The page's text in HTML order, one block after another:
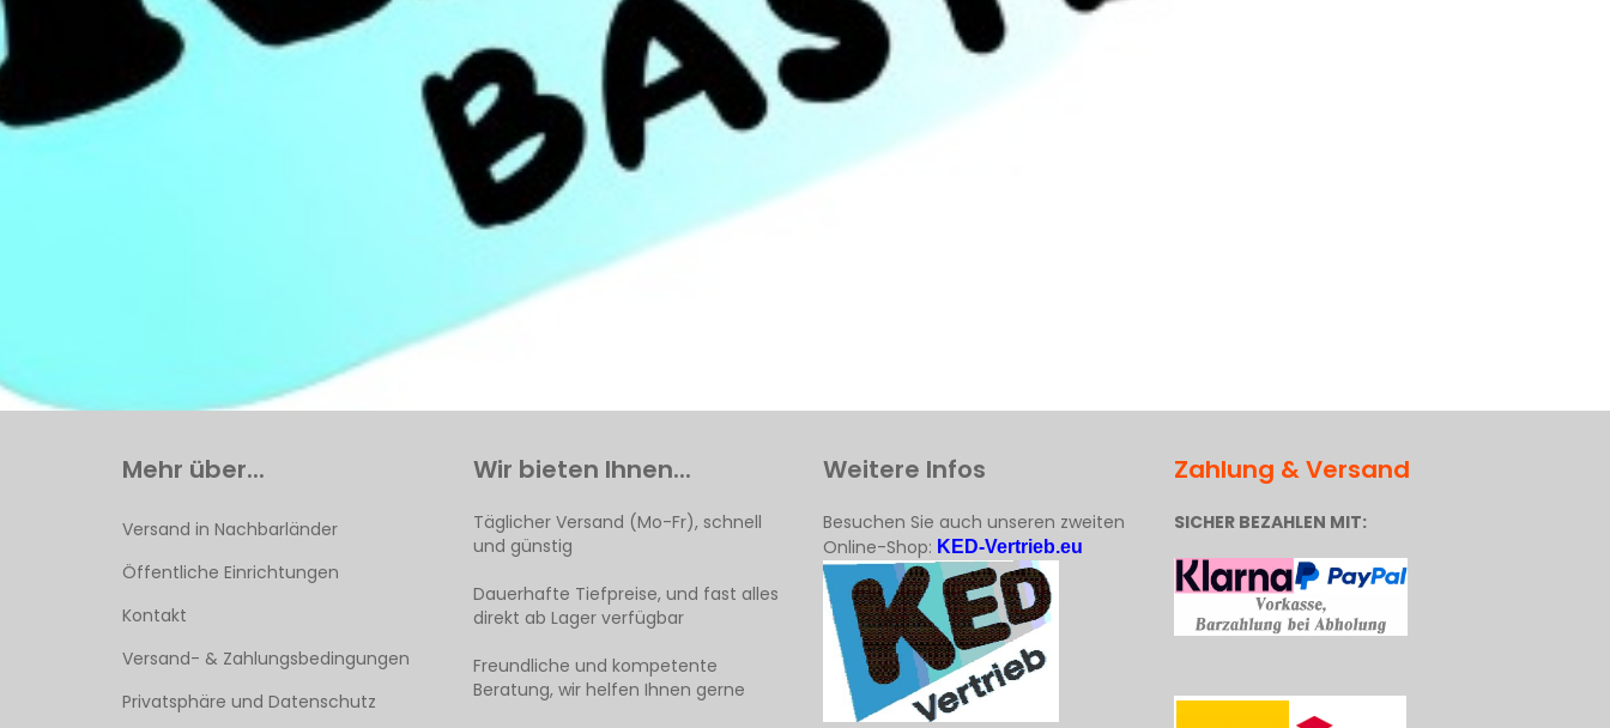
Mehr über...
Versand in Nachbarländer
Öffentliche Einrichtungen
Kontakt
Versand- & Zahlungsbedingungen
Privatsphäre und Datenschutz
Wir bieten Ihnen...
Täglicher Versand (Mo-Fr), schnell
und günstig
Dauerhafte Tiefpreise, und fast alles
direkt ab Lager verfügbar
Freundliche und kompetente
Beratung, wir helfen Ihnen gerne
Weitere Infos
Besuchen Sie auch unseren zweiten
Online-Shop: KED-Vertrieb.eu
Zahlung & Versand
SICHER BEZAHLEN MIT: